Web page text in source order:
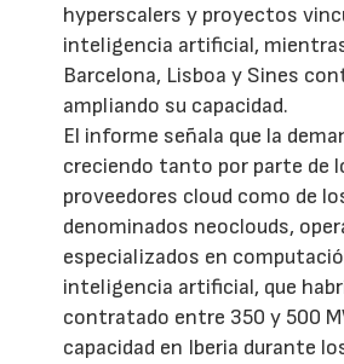
hyperscalers y proyectos
inteligencia artificial,
Barcelona, Lisboa y Sines
ampliando su capacidad.
El informe señala que la
creciendo tanto por parte de
proveedores cloud como de
denominados neoclouds,
especializados en
inteligencia artificial, que
contratado entre 350 y 500
capacidad en Iberia durante